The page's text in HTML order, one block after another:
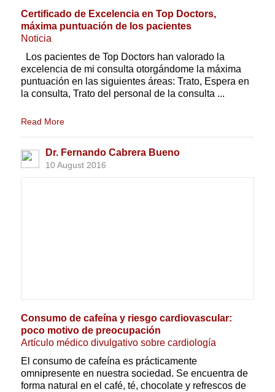
Certificado de Excelencia en Top Doctors,
máxima puntuación de los pacientes
Noticia
Los pacientes de Top Doctors han valorado la
excelencia de mi consulta otorgándome la máxima
puntuación en las siguientes áreas: Trato, Espera en
la consulta, Trato del personal de la consulta ...
Read More
Dr. Fernando Cabrera Bueno
10 August 2016
Consumo de cafeína y riesgo cardiovascular:
poco motivo de preocupación
Artículo médico divulgativo sobre cardiología
El consumo de cafeína es prácticamente
omnipresente en nuestra sociedad. Se encuentra de
forma natural en el café, té, chocolate y refrescos de